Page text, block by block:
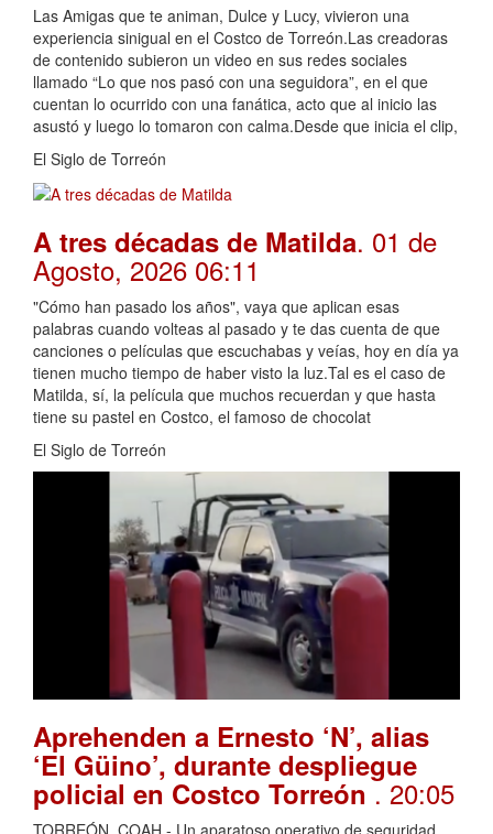
Las Amigas que te animan, Dulce y Lucy, vivieron una
experiencia sinigual en el Costco de Torreón.Las creadoras
de contenido subieron un video en sus redes sociales
llamado “Lo que nos pasó con una seguidora”, en el que
cuentan lo ocurrido con una fanática, acto que al inicio las
asustó y luego lo tomaron con calma.Desde que inicia el clip,
El Siglo de Torreón
A tres décadas de Matilda. 01 de
Agosto, 2026 06:11
"Cómo han pasado los años", vaya que aplican esas
palabras cuando volteas al pasado y te das cuenta de que
canciones o películas que escuchabas y veías, hoy en día ya
tienen mucho tiempo de haber visto la luz.Tal es el caso de
Matilda, sí, la película que muchos recuerdan y que hasta
tiene su pastel en Costco, el famoso de chocolat
El Siglo de Torreón
Aprehenden a Ernesto ‘N’, alias
‘El Güino’, durante despliegue
policial en Costco Torreón. 20:05
TORREÓN, COAH.- Un aparatoso operativo de seguridad